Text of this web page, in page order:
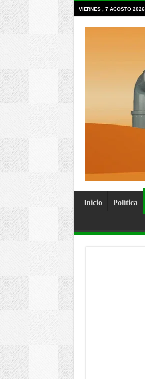
VIERNES , 7 AGOSTO 2026
Inicio Política